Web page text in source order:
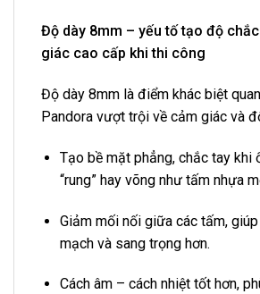
Độ dày 8mm – yếu tố tạo độ
giác cao cấp khi thi công
Độ dày 8mm là điểm khác biệt
Pandora vượt trội về cảm giác và
Tạo bề mặt phẳng, chắc tay khi
“rung” hay võng như tấm nhựa
Giảm mối nối giữa các tấm,
mạch và sang trọng hơn.
Cách âm – cách nhiệt tốt hơn,